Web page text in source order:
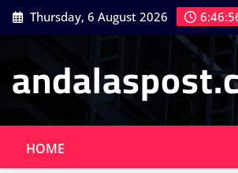
Skip
to
Thursday, 6 August 2026
HOME